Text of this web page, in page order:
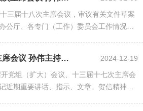
三届十八次主席会议，审议有关文件草案
公厅、各专门（工作）委员会工作情况汇
省政协召开党组会议主席会议 孙伟主持并讲话
2024-12-19
党组（扩大）会议、十三届十七次主席会
近期重要讲话、指示、文章、贺信精神，